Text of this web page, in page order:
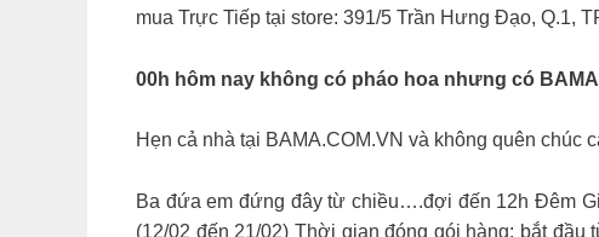
mua Trực Tiếp tại store: 391/5 Trần Hưng Đạo, Q.1,
00h hôm nay không có pháo hoa nhưng có
Hẹn cả nhà tại BAMA.COM.VN và không quên chúc
Ba đứa em đứng đây từ chiều….đợi đến 12h Đêm
(12/02 đến 21/02) Thời gian đóng gói hàng: bắt